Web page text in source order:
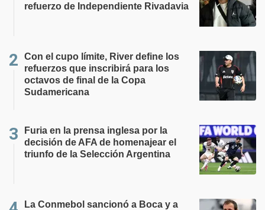
refuerzo de Independiente Rivadavia
Con el cupo límite, River define los
refuerzos que inscribirá para los
octavos de final de la Copa
Sudamericana
Furia en la prensa inglesa por la
decisión de AFA de homenajear el
triunfo de la Selección Argentina
La Conmebol sancionó a Boca y a